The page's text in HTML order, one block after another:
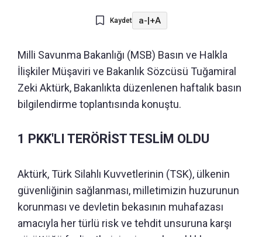
Kaydet a-|+A
Milli Savunma Bakanlığı (MSB) Basın ve Halkla
İlişkiler Müşaviri ve Bakanlık Sözcüsü Tuğamiral
Zeki Aktürk, Bakanlıkta düzenlenen haftalık basın
bilgilendirme toplantısında konuştu.
1 PKK'LI TERÖRİST TESLİM OLDU
Aktürk, Türk Silahlı Kuvvetlerinin (TSK), ülkenin
güvenliğinin sağlanması, milletimizin huzurunun
korunması ve devletin bekasının muhafazası
amacıyla her türlü risk ve tehdit unsuruna karşı